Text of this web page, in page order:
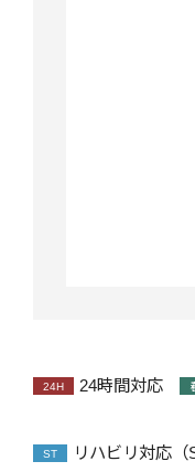
24H 24時間対応
ST リハビリ対応（